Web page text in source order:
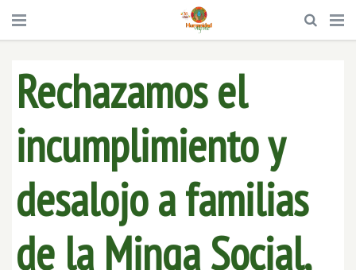
Rechazamos el
incumplimiento y
desalojo a familias
de la Minga Social,